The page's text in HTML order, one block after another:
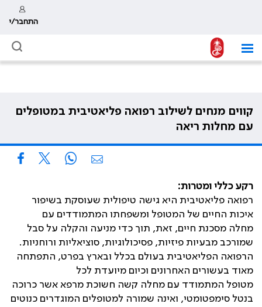
התחבר/י
קווים מנחים לשילוב רפואה פליאטיבית במטופלים
עם מחלות ריאה
רקע כללי ומטרות:‏
רפואה פליאטיבית היא גישה טיפולית שעוסקת בשיפור
איכות החיים של המטופל ומשפחתו המתמודדים עם
מחלה מסכנת חיים, זאת, תוך כדי מניעה והקלה על סבל
שמורכב מבעיות פיזיות, פסיכולוגיות, סוציאליות ורוחניות.
הרפואה הפליאטיבית בעולם בכלל ובארץ בפרט, התפתחה
מאוד בעשורים האחרונים וכיום מיועדת לכל
מטופל המתמודד עם מחלה קשה חשוכת מרפא אשר כרוכה
בנטל סימפטומטי, ואינה שמורה למטופלים המוגדרים כנוטים